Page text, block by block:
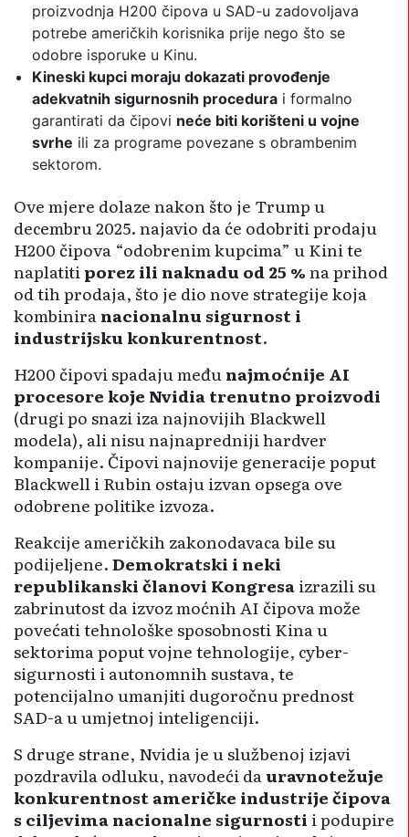
proizvodnja H200 čipova u SAD-u zadovoljava
potrebe američkih korisnika prije nego što se
odobre isporuke u Kinu.
Kineski kupci moraju dokazati provođenje
adekvatnih sigurnosnih procedura i formalno
garantirati da čipovi neće biti korišteni u vojne
svrhe ili za programe povezane s obrambenim
sektorom.
Ove mjere dolaze nakon što je Trump u
decembru 2025. najavio da će odobriti prodaju
H200 čipova “odobrenim kupcima” u Kini te
naplatitiporez ili naknadu od 25 %na prihod
od tih prodaja, što je dio nove strategije koja
kombiniranacionalnu sigurnost i
industrijsku konkurentnost.
H200 čipovi spadaju međunajmoćnije AI
procesore koje Nvidia trenutno proizvodi
(drugi po snazi iza najnovijih Blackwell
modela), ali nisu najnapredniji hardver
kompanije. Čipovi najnovije generacije poput
Blackwell i Rubin ostaju izvan opsega ove
odobrene politike izvoza.
Reakcije američkih zakonodavaca bile su
podijeljene.Demokratski i neki
republikanski članovi Kongresaizrazili su
zabrinutost da izvoz moćnih AI čipova može
povećati tehnološke sposobnosti Kina u
sektorima poput vojne tehnologije, cyber-
sigurnosti i autonomnih sustava, te
potencijalno umanjiti dugoročnu prednost
SAD-a u umjetnoj inteligenciji.
S druge strane, Nvidia je u službenoj izjavi
pozdravila odluku, navodeći dauravnotežuje
konkurentnost američke industrije čipova
s ciljevima nacionalne sigurnosti i podupire